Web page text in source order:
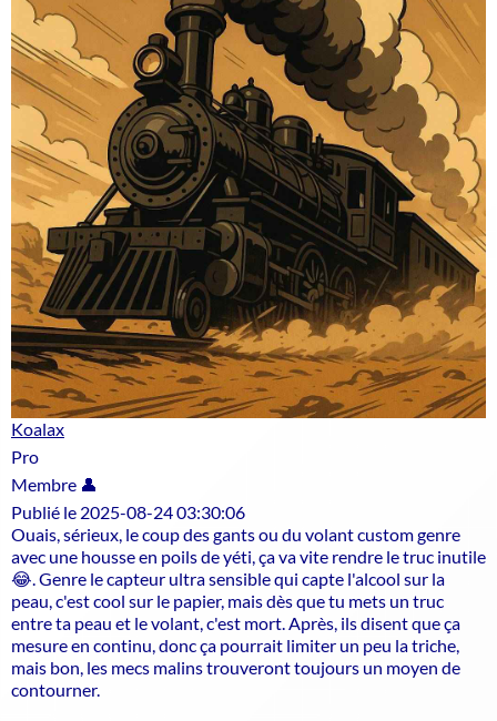
Koalax
Pro
Membre 👤
Publié le 2025-08-24 03:30:06
Ouais, sérieux, le coup des gants ou du volant custom genre
avec une housse en poils de yéti, ça va vite rendre le truc inutile
😂. Genre le capteur ultra sensible qui capte l'alcool sur la
peau, c'est cool sur le papier, mais dès que tu mets un truc
entre ta peau et le volant, c'est mort. Après, ils disent que ça
mesure en continu, donc ça pourrait limiter un peu la triche,
mais bon, les mecs malins trouveront toujours un moyen de
contourner.